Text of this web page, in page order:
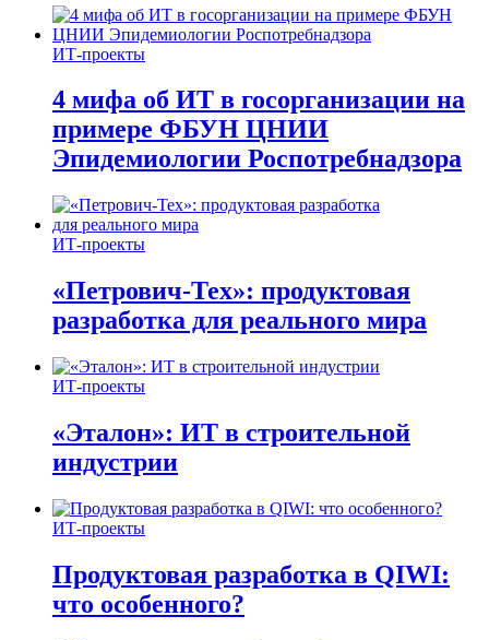
ИТ-проекты
4 мифа об ИТ в госорганизации на
примере ФБУН ЦНИИ
Эпидемиологии Роспотребнадзора
ИТ-проекты
«Петрович-Тех»: продуктовая
разработка для реального мира
ИТ-проекты
«Эталон»: ИТ в строительной
индустрии
ИТ-проекты
Продуктовая разработка в QIWI:
что особенного?